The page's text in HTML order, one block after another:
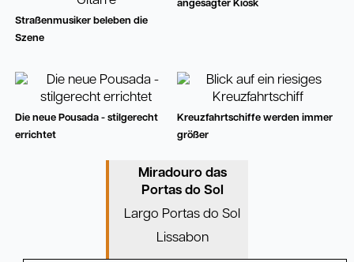
Straßenmusiker beleben die
Szene
angesagter Kiosk
Die neue Pousada - stilgerecht
errichtet
Kreuzfahrtschiffe werden immer
größer
Miradouro das
Portas do Sol
Largo Portas do Sol
Lissabon